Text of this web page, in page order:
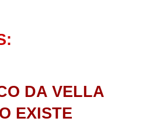
DA VELLA
EXISTE